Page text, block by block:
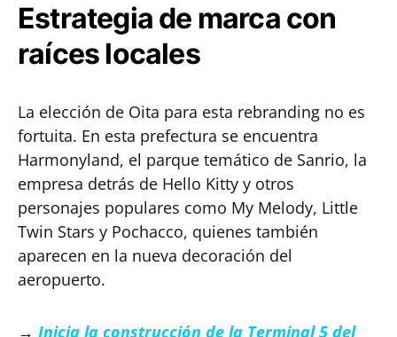
Estrategia de marca con
raíces locales
La elección de Oita para esta rebranding no es
fortuita. En esta prefectura se encuentra
Harmonyland, el parque temático de Sanrio, la
empresa detrás de Hello Kitty y otros
personajes populares como My Melody, Little
Twin Stars y Pochacco, quienes también
aparecen en la nueva decoración del
aeropuerto.
→ Inicia la construcción de la Terminal 5 del